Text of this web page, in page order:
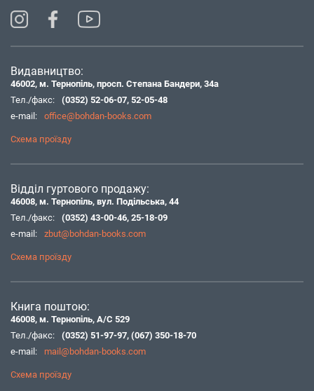
Видавництво:
46002, м. Тернопіль, просп. Степана Бандери, 34а
Тел./факс:
(0352) 52-06-07, 52-05-48
e-mail:
office@bohdan-books.com
Схема проїзду
Відділ гуртового продажу:
46008, м. Тернопіль, вул. Подільська, 44
Тел./факс:
(0352) 43-00-46, 25-18-09
e-mail:
zbut@bohdan-books.com
Схема проїзду
Книга поштою:
46008, м. Тернопіль, А/С 529
Тел./факс:
(0352) 51-97-97, (067) 350-18-70
e-mail:
mail@bohdan-books.com
Схема проїзду